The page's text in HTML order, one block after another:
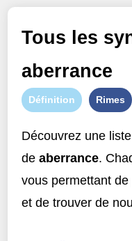
Tous les
aberrance
Définition Rimes
Découvrez une
deaberrance.
vous permettant
et de trouver de